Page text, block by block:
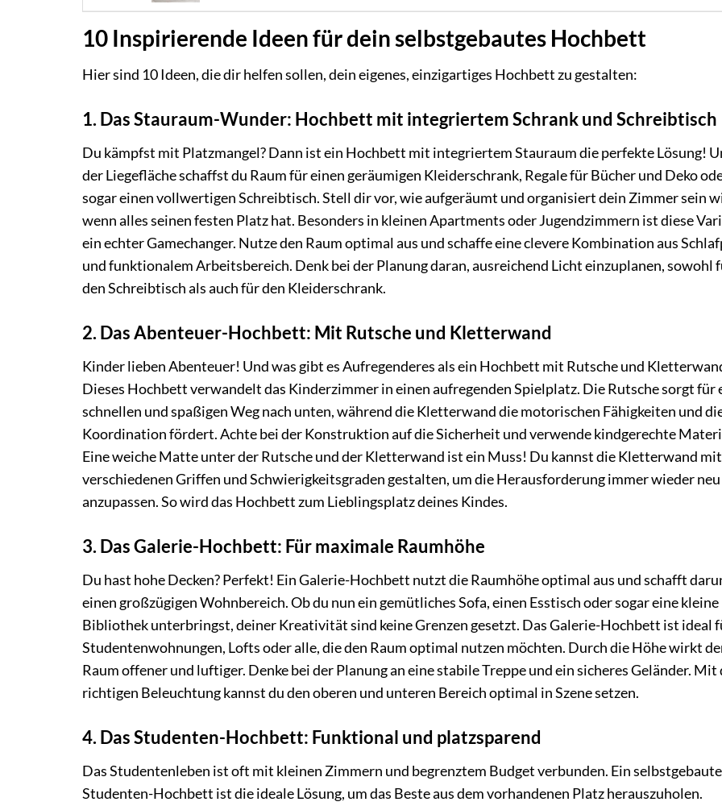
10 Inspirierende Ideen für dein selbstgebautes Hochbett
Hier sind 10 Ideen, die dir helfen sollen, dein eigenes, einzigartiges Hochbett zu gestalten:
1. Das Stauraum-Wunder: Hochbett mit integriertem Schrank und Schreibtisch
Du kämpfst mit Platzmangel? Dann ist ein Hochbett mit integriertem Stauraum die perfekte Lösung!
der Liegefläche schaffst du Raum für einen geräumigen Kleiderschrank, Regale für Bücher und Deko
sogar einen vollwertigen Schreibtisch. Stell dir vor, wie aufgeräumt und organisiert dein Zimmer sein
wenn alles seinen festen Platz hat. Besonders in kleinen Apartments oder Jugendzimmern ist diese
ein echter Gamechanger. Nutze den Raum optimal aus und schaffe eine clevere Kombination aus
und funktionalem Arbeitsbereich. Denk bei der Planung daran, ausreichend Licht einzuplanen, sowohl
den Schreibtisch als auch für den Kleiderschrank.
2. Das Abenteuer-Hochbett: Mit Rutsche und Kletterwand
Kinder lieben Abenteuer! Und was gibt es Aufregenderes als ein Hochbett mit Rutsche und
Dieses Hochbett verwandelt das Kinderzimmer in einen aufregenden Spielplatz. Die Rutsche sorgt für
schnellen und spaßigen Weg nach unten, während die Kletterwand die motorischen Fähigkeiten und
Koordination fördert. Achte bei der Konstruktion auf die Sicherheit und verwende kindgerechte
Eine weiche Matte unter der Rutsche und der Kletterwand ist ein Muss! Du kannst die Kletterwand mit
verschiedenen Griffen und Schwierigkeitsgraden gestalten, um die Herausforderung immer wieder neu
anzupassen. So wird das Hochbett zum Lieblingsplatz deines Kindes.
3. Das Galerie-Hochbett: Für maximale Raumhöhe
Du hast hohe Decken? Perfekt! Ein Galerie-Hochbett nutzt die Raumhöhe optimal aus und schafft
einen großzügigen Wohnbereich. Ob du nun ein gemütliches Sofa, einen Esstisch oder sogar eine kleine
Bibliothek unterbringst, deiner Kreativität sind keine Grenzen gesetzt. Das Galerie-Hochbett ist ideal
Studentenwohnungen, Lofts oder alle, die den Raum optimal nutzen möchten. Durch die Höhe wirkt
Raum offener und luftiger. Denke bei der Planung an eine stabile Treppe und ein sicheres Geländer. Mit
richtigen Beleuchtung kannst du den oberen und unteren Bereich optimal in Szene setzen.
4. Das Studenten-Hochbett: Funktional und platzsparend
Das Studentenleben ist oft mit kleinen Zimmern und begrenztem Budget verbunden. Ein
Studenten-Hochbett ist die ideale Lösung, um das Beste aus dem vorhandenen Platz herauszuholen.